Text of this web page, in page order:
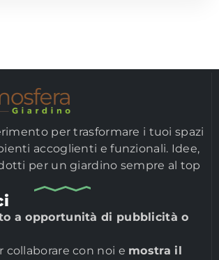
per trasformare i tuoi spazi
accoglienti e funzionali. Idee,
per un giardino sempre al top
a opportunità di pubblicità o
collaborare con noi e mostra il